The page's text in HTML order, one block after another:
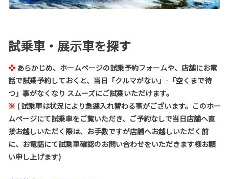
試乗車・展示車を探す
❖ あらかじめ、ホームページの試乗予約フォームや、店舗にお電
話で試乗予約しておくと、当日「クルマがない」·「空くまで待
つ」事がなくなり スムーズにご試乗いただけます。
※ (試乗車は状況により急遽入れ替わる事がございます。このホー
ムページにて試乗車をご覧いただき、ご予約なしで当日店舗へ直
接お越しいただく際は、お手数ですが店舗へお越しいただく前
に、お電話にて試乗車確認のお問い合わせをいただきます様お願
い申し上げます)